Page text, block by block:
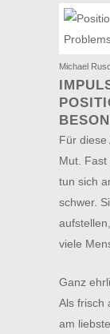
Michael
Für diese
Mut. Fast
tun sich
schwer.
viele
Ganz
Als frisch
am